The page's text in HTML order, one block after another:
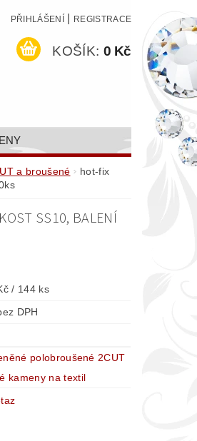
PŘIHLÁŠENÍ REGISTRACE
KOŠÍK: 0 Kč
S.R.O.
ÚDAJŮ
a broušené
hot-fix
SS10, BALENÍ
/ 144 ks
75 Kč bez DPH
polobroušené 2CUT
kameny na textil